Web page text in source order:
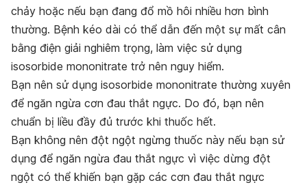
chảy hoặc nếu bạn đang đổ mồ hôi nhiều hơn bình
thường. Bệnh kéo dài có thể dẫn đến một sự mất cân
bằng điện giải nghiêm trọng, làm việc sử dụng
isosorbide mononitrate trở nên nguy hiểm.
Bạn nên sử dụng isosorbide mononitrate thường xuyên
để ngăn ngừa cơn đau thắt ngực. Do đó, bạn nên
chuẩn bị liều đầy đủ trước khi thuốc hết.
Bạn không nên đột ngột ngừng thuốc này nếu bạn sử
dụng để ngăn ngừa đau thắt ngực vì việc dừng đột
ngột có thể khiến bạn gặp các cơn đau thắt ngực